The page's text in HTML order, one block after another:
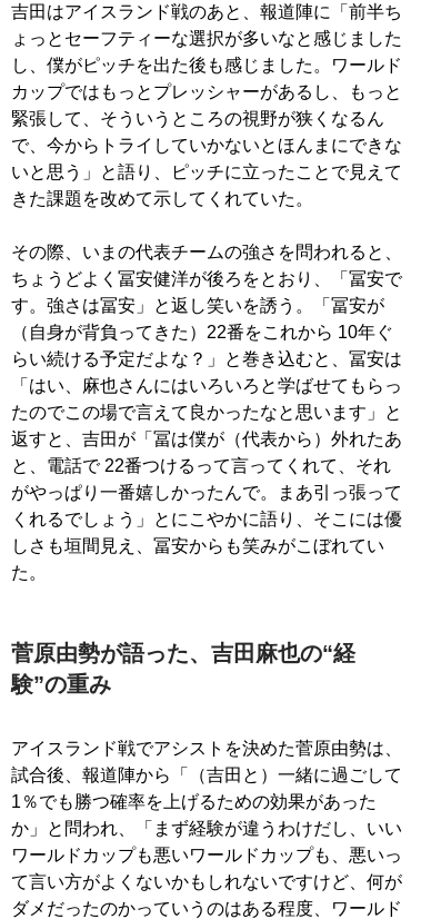
吉田はアイスランド戦のあと、報道陣に「前半ち
ょっとセーフティーな選択が多いなと感じました
し、僕がピッチを出た後も感じました。ワールド
カップではもっとプレッシャーがあるし、もっと
緊張して、そういうところの視野が狭くなるん
で、今からトライしていかないとほんまにできな
いと思う」と語り、ピッチに立ったことで見えて
きた課題を改めて示してくれていた。
その際、いまの代表チームの強さを問われると、
ちょうどよく冨安健洋が後ろをとおり、「冨安で
す。強さは冨安」と返し笑いを誘う。「冨安が
（自身が背負ってきた）22番をこれから 10年ぐ
らい続ける予定だよな？」と巻き込むと、冨安は
「はい、麻也さんにはいろいろと学ばせてもらっ
たのでこの場で言えて良かったなと思います」と
返すと、吉田が「冨は僕が（代表から）外れたあ
と、電話で 22番つけるって言ってくれて、それ
がやっぱり一番嬉しかったんで。まあ引っ張って
くれるでしょう」とにこやかに語り、そこには優
しさも垣間見え、冨安からも笑みがこぼれてい
た。
菅原由勢が語った、吉田麻也の“経
験”の重み
アイスランド戦でアシストを決めた菅原由勢は、
試合後、報道陣から「（吉田と）一緒に過ごして
1％でも勝つ確率を上げるための効果があった
か」と問われ、「まず経験が違うわけだし、いい
ワールドカップも悪いワールドカップも、悪いっ
て言い方がよくないかもしれないですけど、何が
ダメだったのかっていうのはある程度、ワールド